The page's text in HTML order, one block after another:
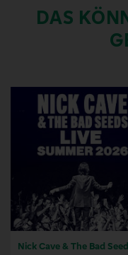
DAS